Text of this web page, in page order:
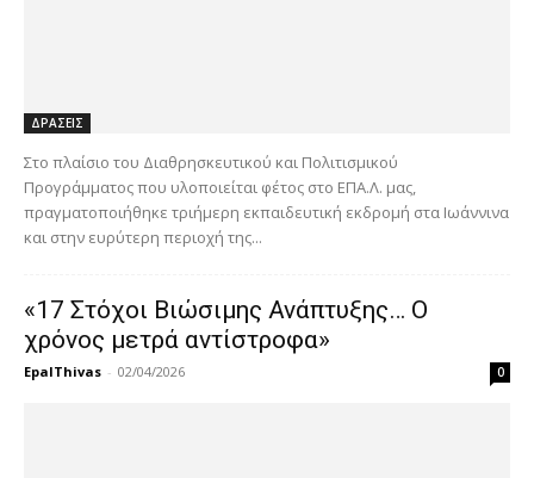
ΔΡΑΣΕΙΣ
Στο πλαίσιο του Διαθρησκευτικού και Πολιτισμικού
Προγράμματος που υλοποιείται φέτος στο ΕΠΑ.Λ. μας,
πραγματοποιήθηκε τριήμερη εκπαιδευτική εκδρομή στα Ιωάννινα
και στην ευρύτερη περιοχή της...
«17 Στόχοι Βιώσιμης Ανάπτυξης… Ο
χρόνος μετρά αντίστροφα»
EpalThivas - 02/04/2026 0